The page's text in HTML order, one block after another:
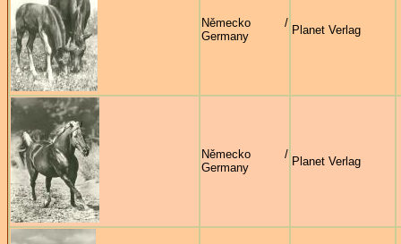
Německo /
Germany
Planet Verlag
Německo /
Germany
Planet Verlag